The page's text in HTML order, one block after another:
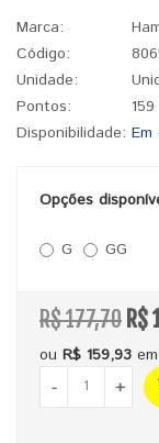
Marca:
Código:
Unidade:
Pontos:
159
Disponibilidade: Em
Opções
G GG
R$ 177,70 R$
ou R$ 159,93
-
+